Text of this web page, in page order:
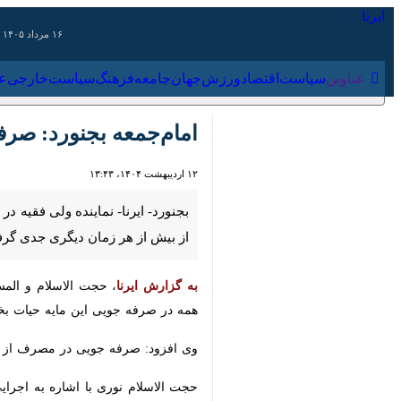
عناوین‌ سیاست اقتصاد ورزش جهان جامعه فرهنگ
امام‌جمعه بجنورد: